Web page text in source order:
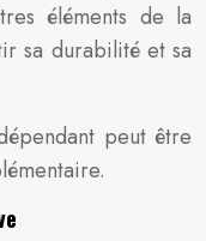
éléments de la
sa durabilité et sa
peut être